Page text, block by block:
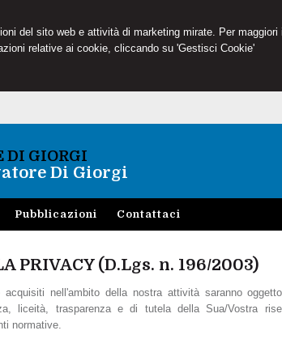
del sito web e attività di marketing mirate. Per
relative ai cookie, cliccando su 'Gestisci Cookie'
DI GIORGI
Di Giorgi
Pubblicazioni Contattaci
PRIVACY (D.Lgs. n. 196/2003)
nell'ambito della nostra attività saranno
liceità, trasparenza e di tutela della Sua/Vostra
normative.